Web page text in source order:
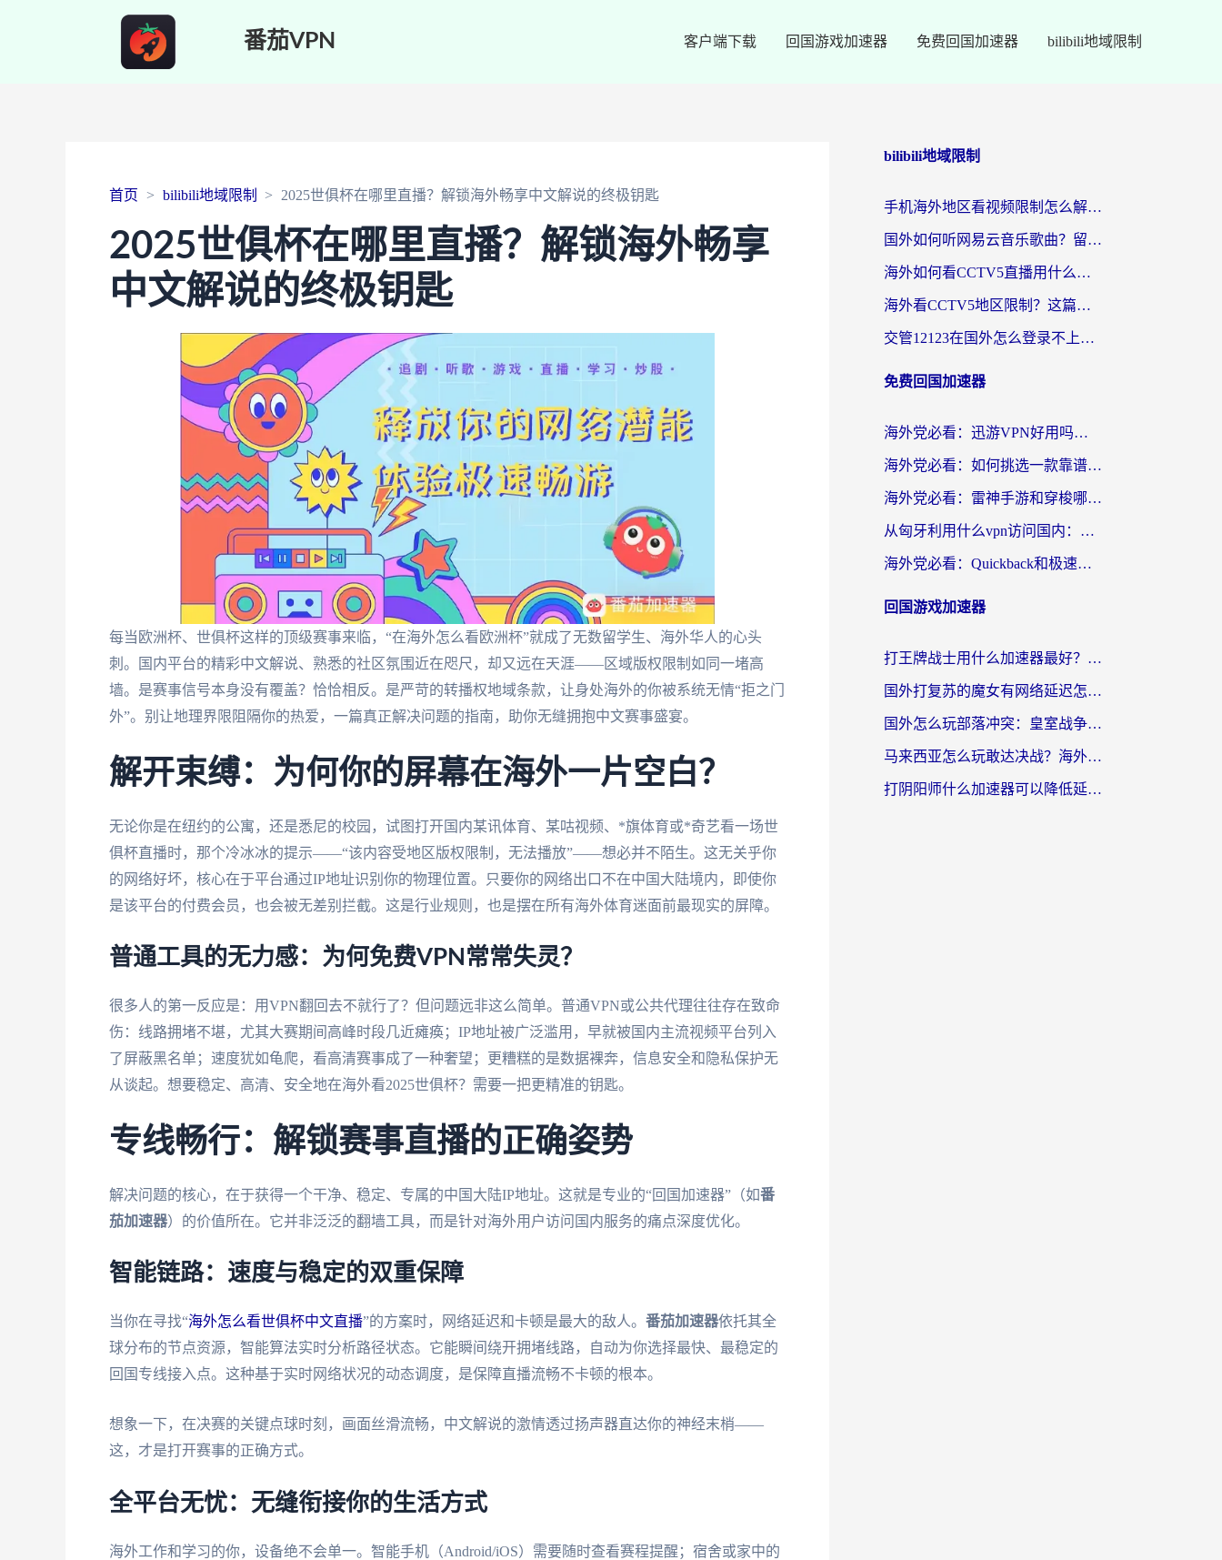
番茄VPN 客户端下载 回国游戏加速器 免费回国加速器 bilibili地域限制
首页 bilibili地域限制 2025世俱杯在哪里直播？解锁海外畅享中文解说的终极钥匙
2025世俱杯在哪里直播？解锁海外畅享
中文解说的终极钥匙
每当欧洲杯、世俱杯这样的顶级赛事来临，“在海外怎么看欧洲杯”就成了无数留学生、海外华人的心头
刺。国内平台的精彩中文解说、熟悉的社区氛围近在咫尺，却又远在天涯——区域版权限制如同一堵高
墙。是赛事信号本身没有覆盖？恰恰相反。是严苛的转播权地域条款，让身处海外的你被系统无情“拒之门
外”。别让地理界限阻隔你的热爱，一篇真正解决问题的指南，助你无缝拥抱中文赛事盛宴。
解开束缚：为何你的屏幕在海外一片空白？
无论你是在纽约的公寓，还是悉尼的校园，试图打开国内某讯体育、某咕视频、*旗体育或*奇艺看一场世
俱杯直播时，那个冷冰冰的提示——“该内容受地区版权限制，无法播放”——想必并不陌生。这无关乎你
的网络好坏，核心在于平台通过IP地址识别你的物理位置。只要你的网络出口不在中国大陆境内，即使你
是该平台的付费会员，也会被无差别拦截。这是行业规则，也是摆在所有海外体育迷面前最现实的屏障。
普通工具的无力感：为何免费VPN常常失灵？
很多人的第一反应是：用VPN翻回去不就行了？但问题远非这么简单。普通VPN或公共代理往往存在致命
伤：线路拥堵不堪，尤其大赛期间高峰时段几近瘫痪；IP地址被广泛滥用，早就被国内主流视频平台列入
了屏蔽黑名单；速度犹如龟爬，看高清赛事成了一种奢望；更糟糕的是数据裸奔，信息安全和隐私保护无
从谈起。想要稳定、高清、安全地在海外看2025世俱杯？需要一把更精准的钥匙。
专线畅行：解锁赛事直播的正确姿势
解决问题的核心，在于获得一个干净、稳定、专属的中国大陆IP地址。这就是专业的“回国加速器”（如番
茄加速器）的价值所在。它并非泛泛的翻墙工具，而是针对海外用户访问国内服务的痛点深度优化。
智能链路：速度与稳定的双重保障
当你在寻找“海外怎么看世俱杯中文直播”的方案时，网络延迟和卡顿是最大的敌人。 番茄加速器依托其全
球分布的节点资源，智能算法实时分析路径状态。它能瞬间绕开拥堵线路，自动为你选择最快、最稳定的
回国专线接入点。这种基于实时网络状况的动态调度，是保障直播流畅不卡顿的根本。
想象一下，在决赛的关键点球时刻，画面丝滑流畅，中文解说的激情透过扬声器直达你的神经末梢——
这，才是打开赛事的正确方式。
全平台无忧：无缝衔接你的生活方式
海外工作和学习的你，设备绝不会单一。智能手机（Android/iOS）需要随时查看赛程提醒；宿舍或家中的
bilibili地域限制
手机海外地区看视频限制怎么解决？留学生亲测有效的回国加速器指南
国外如何听网易云音乐歌曲？留学生亲测有效的回国加速方案
海外如何看CCTV5直播用什么平台？2026最新指南：看欧洲杯、中超、奥运不再卡
海外看CCTV5地区限制？这篇指南帮你流畅看欧洲杯、NBA还听中文解说
交管12123在国外怎么登录不上？海外华人必看的回国加速器选择指南
免费回国加速器
海外党必看：迅游VPN好用吗？和OurPlay VPN对比哪个回国效果更好？附真实体验测评
海外党必看：如何挑选一款靠谱的PC端VPN，让回国冲浪不再卡顿
海外党必看：雷神手游和穿梭哪个好？3步教你选对回国加速器（附实测对比）
从匈牙利用什么vpn访问国内：一份海外游子的网络归乡指南
海外党必看：Quickback和极速穿梭VPN好用吗？3步选对回国加速器实现无缝刷国内资源
回国游戏加速器
打王牌战士用什么加速器最好？海外玩家的终极选择指南
国外打复苏的魔女有网络延迟怎么办？2026海外玩家国服游戏加速全攻略
国外怎么玩部落冲突：皇室战争不卡？海外玩家畅玩国服游戏终极指南
马来西亚怎么玩敢达决战？海外党国服游戏加速避坑指南（附实测推荐）
打阴阳师什么加速器可以降低延迟？海外玩家的真实困境与破局